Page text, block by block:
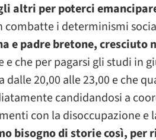
altri per poterci
combatte i determinismi
e padre bretone, cresciuto
e che per pagarsi gli studi in
dalle 20,00 alle 23,00 e che
candidandosi a
con la disoccupazione e
bisogno di storie così,